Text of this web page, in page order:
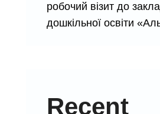
робочий візит до
дошкільної освіти
Recent